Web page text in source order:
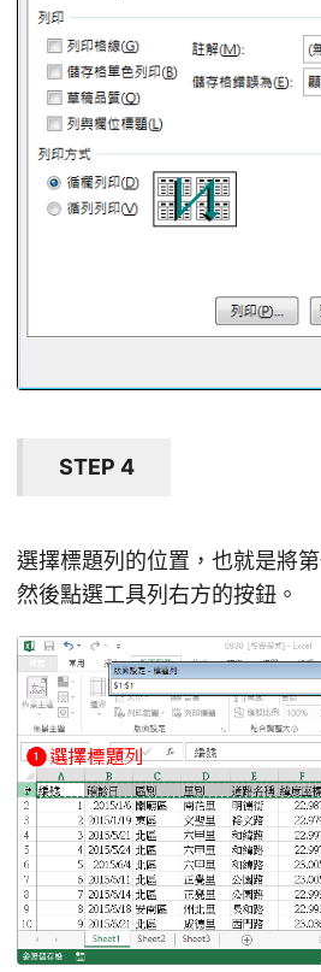
STEP 4
選擇標題列的位置，也就是將
然後點選工具列右方的按鈕。